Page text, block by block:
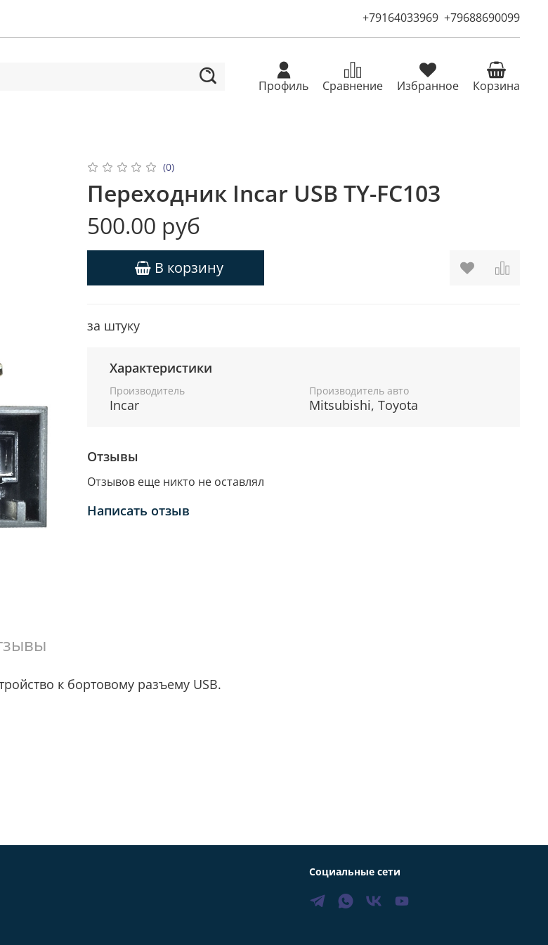
+79164033969 +79688690099
Профиль Сравнение Избранное Корзина
(0)
Переходник Incar USB TY-FC103
500.00 руб
В корзину
за штуку
Характеристики
Производитель
Incar
Производитель авто
Mitsubishi, Toyota
Отзывы
Отзывов еще никто не оставлял
Написать отзыв
к бортовому разъему USB.
Социальные сети